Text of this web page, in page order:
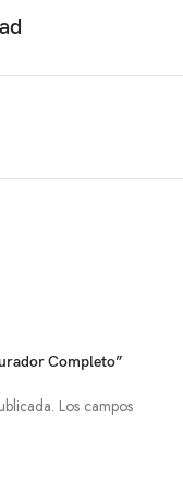
Completo”
Los campos